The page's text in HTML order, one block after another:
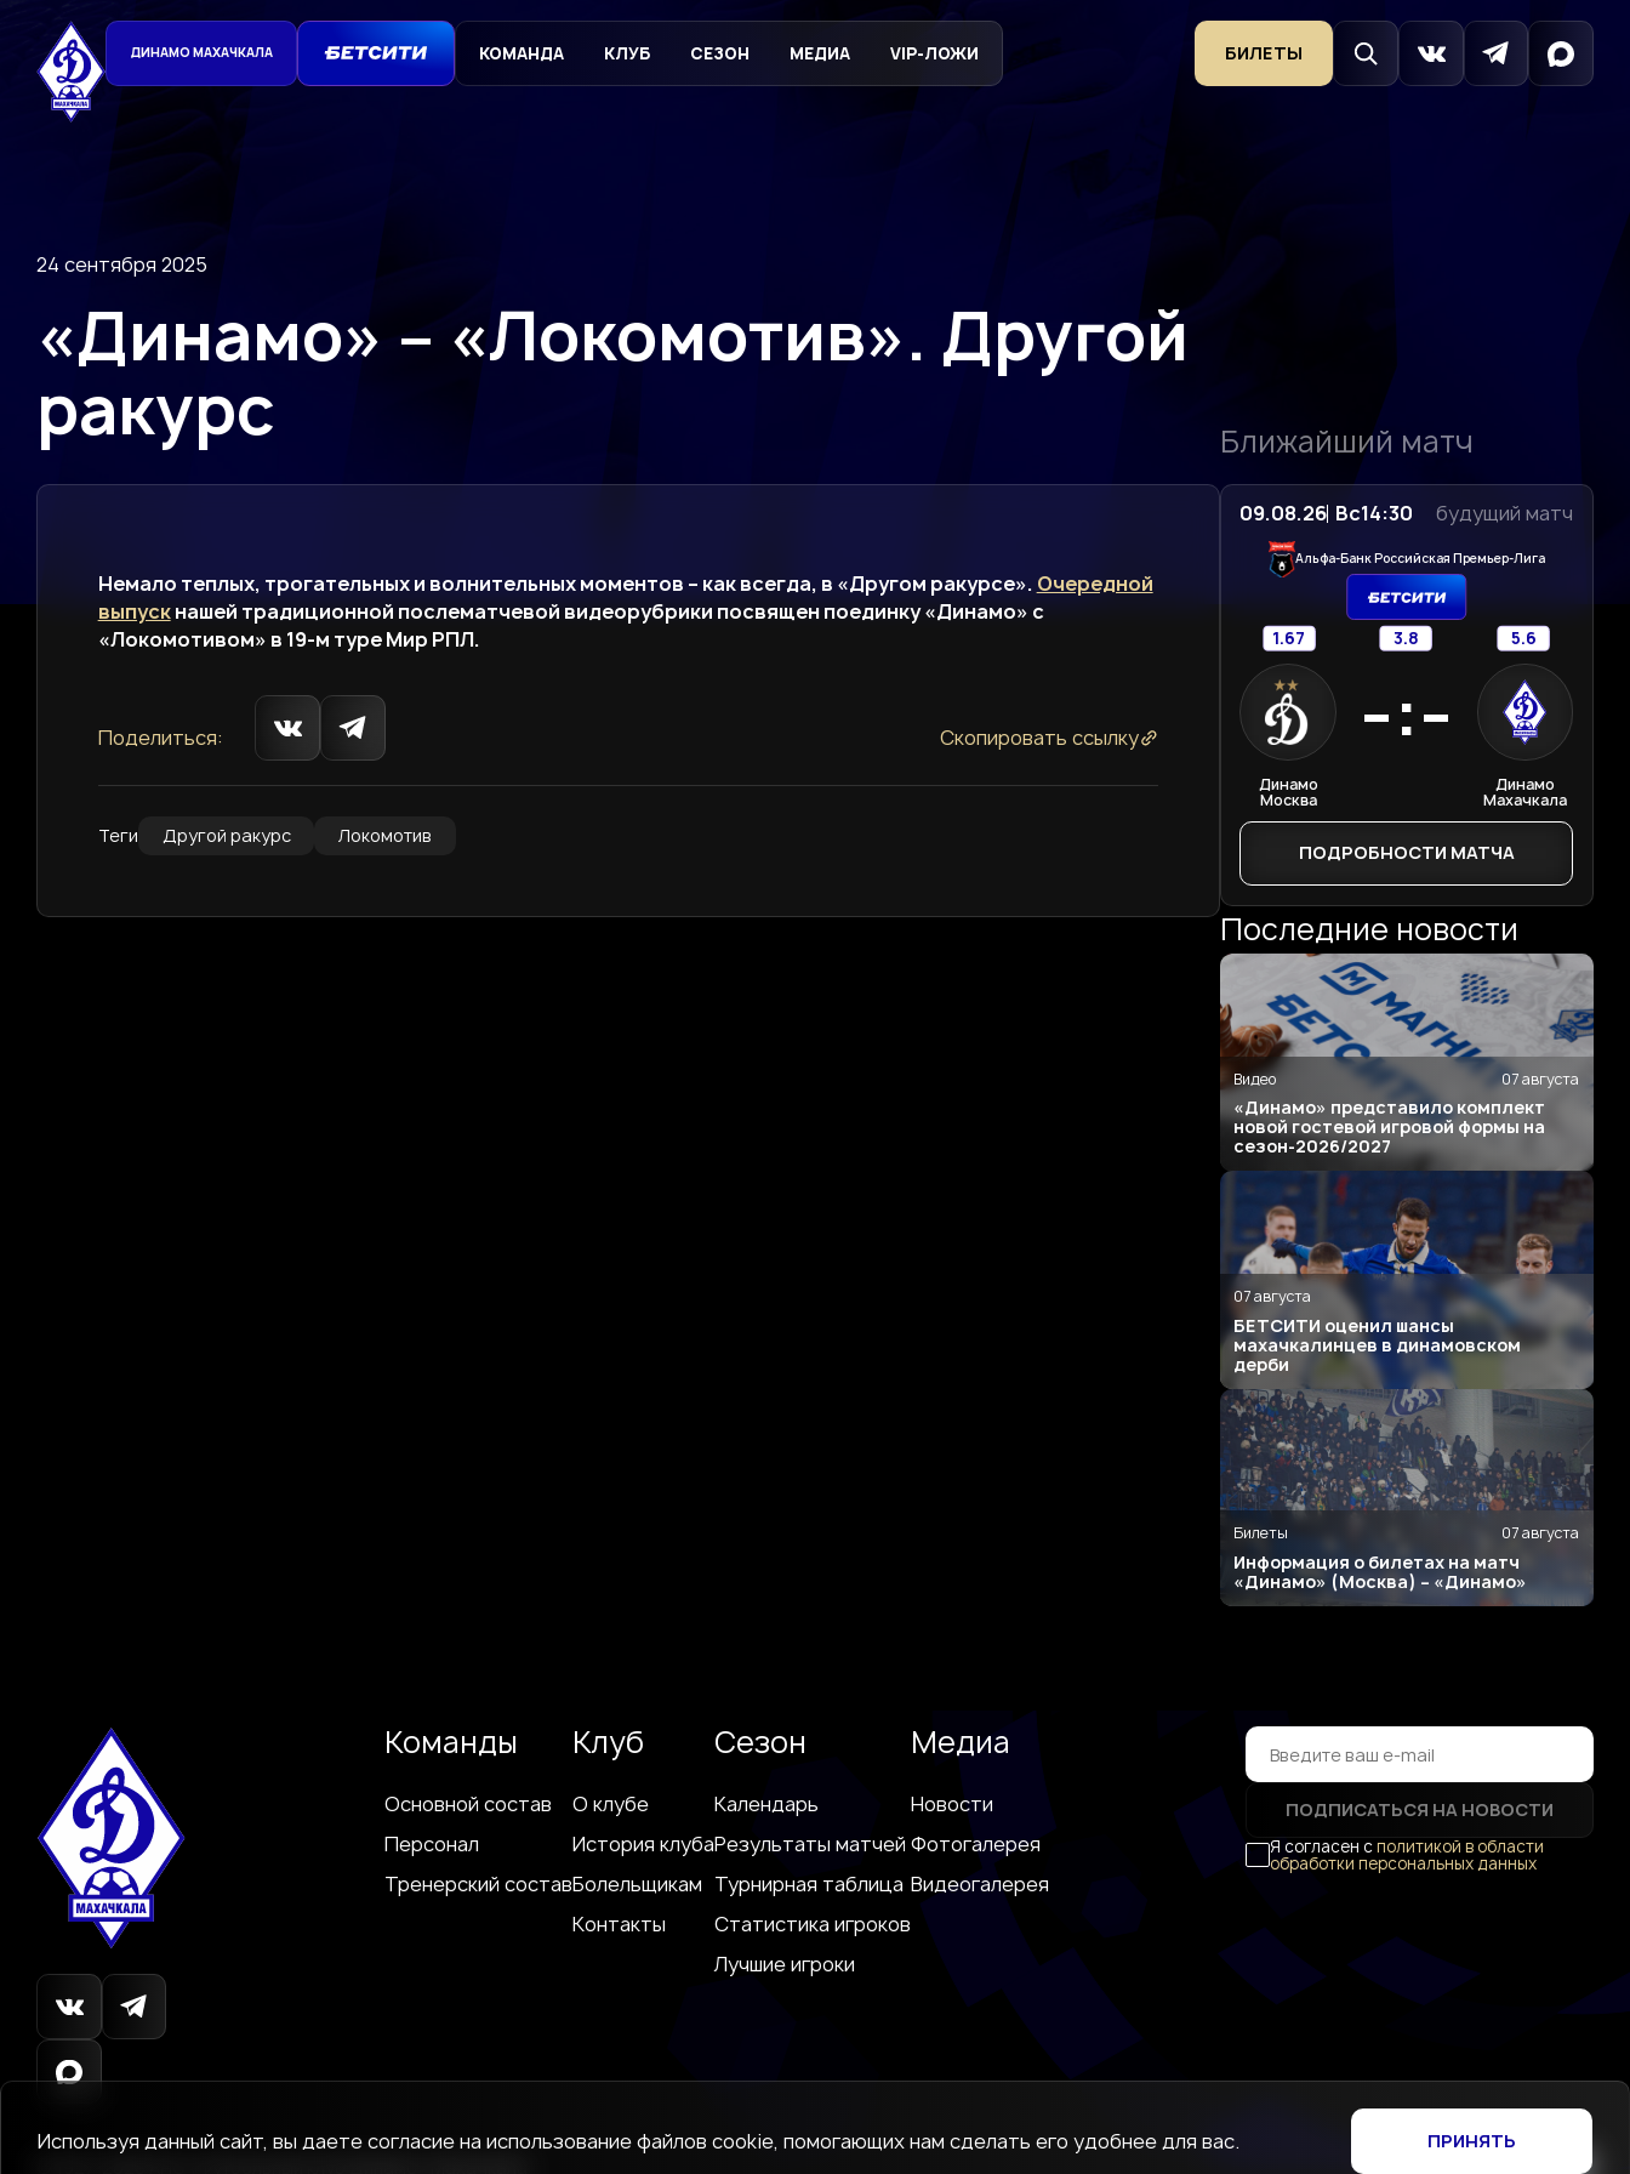
ДИНАМО МАХАЧКАЛА КОМАНДА КЛУБ СЕЗОН МЕДИА VIP-ЛОЖИ БИЛЕТЫ
24 сентября 2025
«Динамо» – «Локомотив». Другой
ракурс
Немало теплых, трогательных и волнительных моментов – как всегда, в «Другом ракурсе». Очередной
выпускнашей традиционной послематчевой видеорубрики посвящен поединку «Динамо» с
«Локомотивом» в 19-м туре Мир РПЛ.
Поделиться: Скопировать ссылку
Теги Другой ракурс Локомотив
Ближайший матч
09.08.26 Вс14:30 будущий матч
Альфа-Банк Российская Премьер-Лига
1.67 3.8 5.6
Динамо
Москва
-:-
Динамо
Махачкала
ПОДРОБНОСТИ МАТЧА
Последние новости
Видео 07 августа
«Динамо» представило комплект
новой гостевой игровой формы на
сезон-2026/2027
07 августа
БЕТСИТИ оценил шансы
махачкалинцев в динамовском
дерби
Билеты 07 августа
Информация о билетах на матч
«Динамо» (Москва) – «Динамо»
Команды
Основной состав
Персонал
Тренерский состав
Клуб
О клубе
История клуба
Болельщикам
Контакты
Сезон
Календарь
Результаты матчей
Турнирная таблица
Статистика игроков
Лучшие игроки
Медиа
Новости
Фотогалерея
Видеогалерея
ПОДПИСАТЬСЯ НА НОВОСТИ
Я согласен сполитикой в области
обработки персональных данных
Используя данный сайт, вы даете согласие на использование файлов cookie, помогающих нам сделать его удобнее для вас. ПРИНЯТЬ